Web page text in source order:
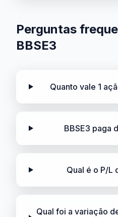
Perguntas
BBSE3
Quanto vale 1
BBSE3 paga
Qual é o P/L
Qual foi a variação